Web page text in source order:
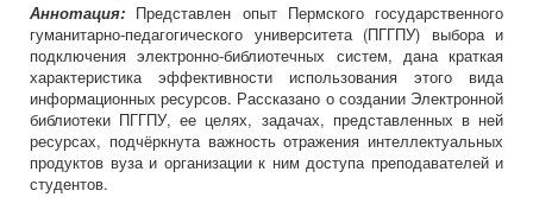
Аннотация: Представлен опыт Пермского государственного
гуманитарно-педагогического университета (ПГГПУ) выбора и
подключения электронно-библиотечных систем, дана краткая
характеристика эффективности использования этого вида
информационных ресурсов. Рассказано о создании Электронной
библиотеки ПГГПУ, ее целях, задачах, представленных в ней
ресурсах, подчёркнута важность отражения интеллектуальных
продуктов вуза и организации к ним доступа преподавателей и
студентов.